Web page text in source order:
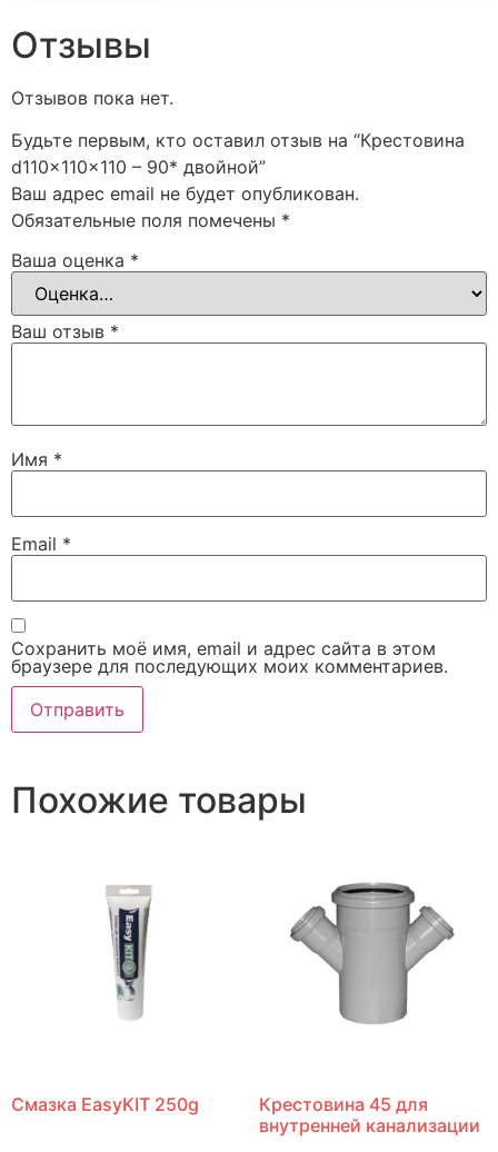
Отзывы
Отзывов пока нет.
Будьте первым, кто оставил отзыв на “Крестовина
d110x110x110 – 90* двойной”
Ваш адрес email не будет опубликован.
Обязательные поля помечены *
Ваша оценка *
Ваш отзыв *
Имя *
Email *
Сохранить моё имя, email и адрес сайта в этом
браузере для последующих моих комментариев.
Похожие товары
Смазка EasyKIT 250g
Крестовина 45 для
внутренней канализации